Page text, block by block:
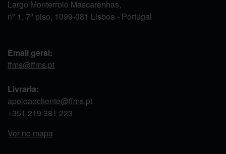
Largo Monterroio Mascarenhas,
nº 1, 7º piso, 1099-081 Lisboa - Portugal
Email geral:
ffms@ffms.pt
Livraria:
apoioaocliente@ffms.pt
+351 219 381 223
Ver no mapa